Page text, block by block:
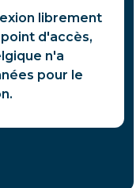
librement
d'accès,
n'a
pour le